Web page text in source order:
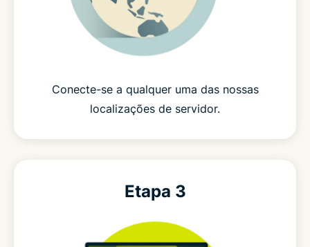
Conecte-se a qualquer uma das nossas
localizações de servidor.
Etapa 3